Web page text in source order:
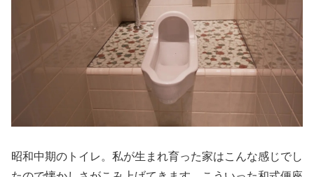
昭和中期のトイレ。私が生まれ育った家はこんな感じでし